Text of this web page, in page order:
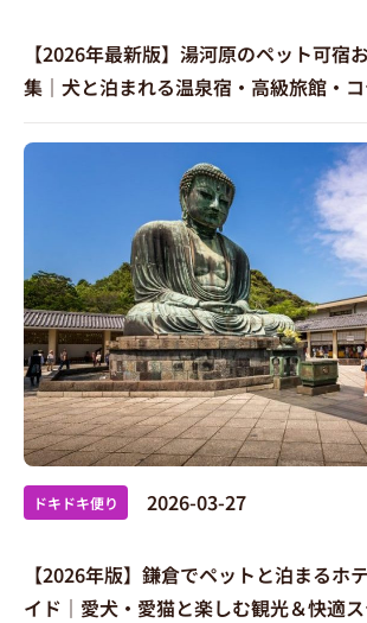
【2026年最新版】湯河原のペット可宿
集｜犬と泊まれる温泉宿・高級旅館・
徹底比較
ドキドキ便り 2026-03-27
【2026年版】鎌倉でペットと泊まるホ
イド｜愛犬・愛猫と楽しむ観光＆快適